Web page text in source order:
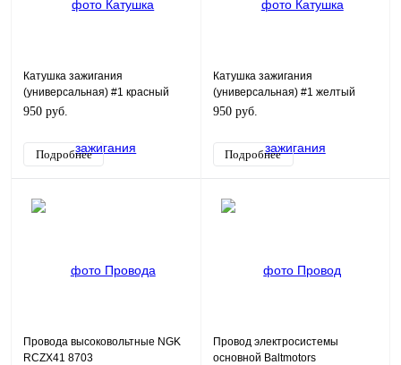
Катушка зажигания
(универсальная) #1 красный
провод
950 руб.
Подробнее
Катушка зажигания
(универсальная) #1 желтый
провод
950 руб.
Подробнее
Провода высоковольтные NGK
RCZX41 8703
Провод электросистемы
основной Baltmotors